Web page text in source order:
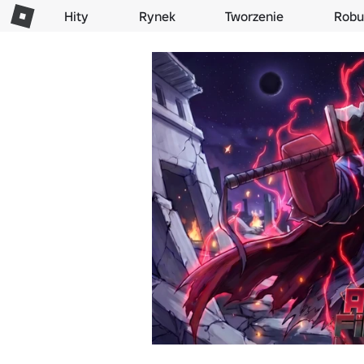
Hity Rynek Tworzenie